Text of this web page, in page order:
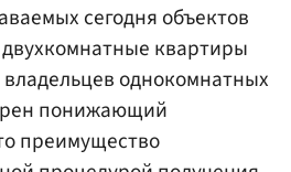
сегодня объектов
квартиры
однокомнатных
понижающий
преимущество